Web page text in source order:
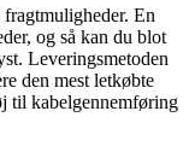
En
og så kan du blot
Leveringsmetoden
den mest letkøbte
til kabelgennemføring